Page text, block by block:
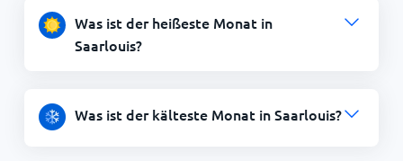
Was ist der heißeste Monat in
Saarlouis?
Was ist der kälteste Monat in Saarlouis?